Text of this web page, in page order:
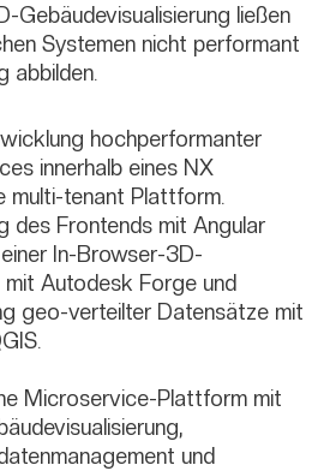
Gebäudevisualisierung ließen
Systemen nicht performant
abbilden.
hochperformanter
innerhalb eines NX
multi-tenant Plattform.
des Frontends mit Angular
In-Browser-3D-
mit Autodesk Forge und
geo-verteilter Datensätze mit
Microservice-Plattform mit
und